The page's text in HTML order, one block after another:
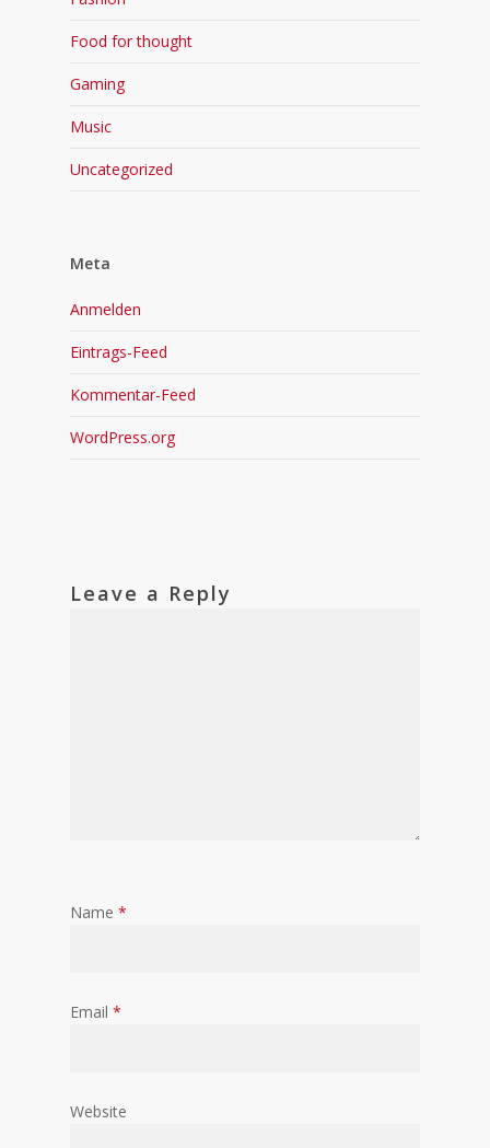
Food for thought
Gaming
Music
Uncategorized
Meta
Anmelden
Eintrags-Feed
Kommentar-Feed
WordPress.org
Leave a Reply
Name *
Email *
Website